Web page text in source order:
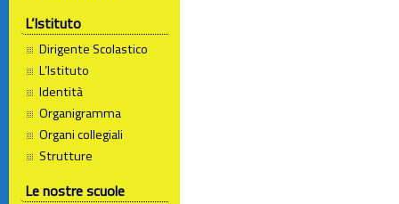
L’Istituto
Dirigente Scolastico
L’Istituto
Identità
Organigramma
Organi collegiali
Strutture
Le nostre scuole